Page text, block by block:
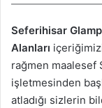
Seferihisar
Alanları
rağmen maalesef
işletmesinden
atladığı sizlerin